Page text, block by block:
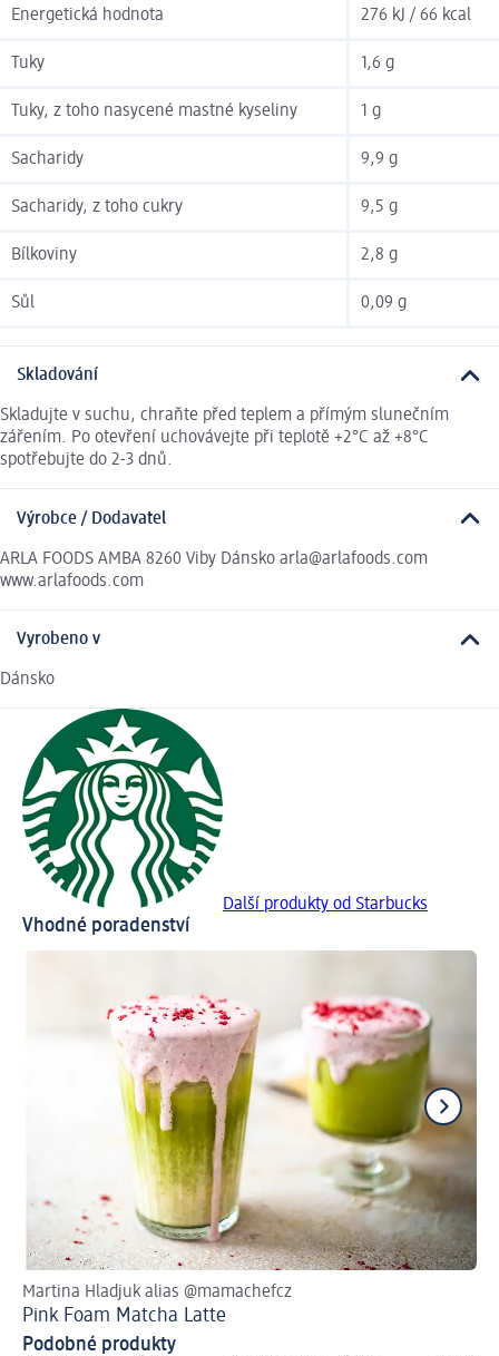
Energetická hodnota 276 kJ / 66 kcal
Tuky 1,6 g
Tuky, z toho nasycené mastné kyseliny 1 g
Sacharidy 9,9 g
Sacharidy, z toho cukry 9,5 g
Bílkoviny 2,8 g
Sůl 0,09 g
Skladování
Skladujte v suchu, chraňte před teplem a přímým slunečním
zářením. Po otevření uchovávejte při teplotě +2°C až +8°C
spotřebujte do 2-3 dnů.
Výrobce / Dodavatel
ARLA FOODS AMBA 8260 Viby Dánsko arla@arlafoods.com
www.arlafoods.com
Vyrobeno v
Dánsko
Další produkty od Starbucks
Vhodné poradenství
Martina Hladjuk alias @mamachefcz
Pink Foam Matcha Latte
Podobné produkty